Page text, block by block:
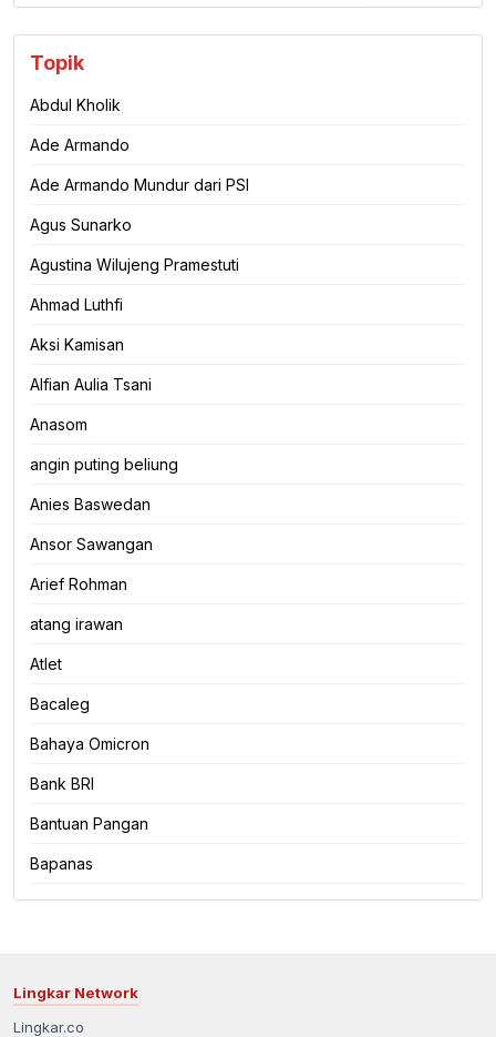
Topik
Abdul Kholik
Ade Armando
Ade Armando Mundur dari PSI
Agus Sunarko
Agustina Wilujeng Pramestuti
Ahmad Luthfi
Aksi Kamisan
Alfian Aulia Tsani
Anasom
angin puting beliung
Anies Baswedan
Ansor Sawangan
Arief Rohman
atang irawan
Atlet
Bacaleg
Bahaya Omicron
Bank BRI
Bantuan Pangan
Bapanas
Lingkar Network
Lingkar.co